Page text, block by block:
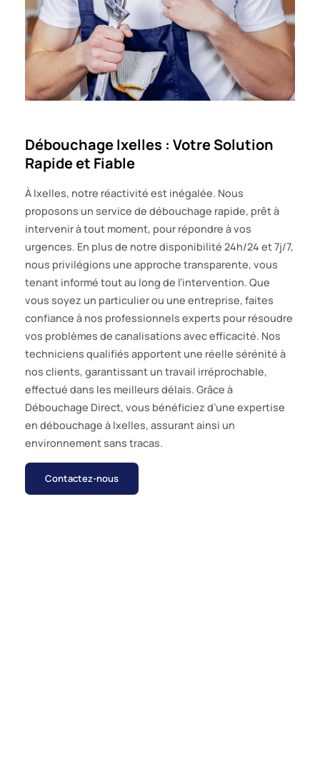
Débouchage Ixelles : Votre Solution
Rapide et Fiable
À Ixelles, notre réactivité est inégalée. Nous
proposons un service de débouchage rapide, prêt à
intervenir à tout moment, pour répondre à vos
urgences. En plus de notre disponibilité 24h/24 et 7j/7,
nous privilégions une approche transparente, vous
tenant informé tout au long de l’intervention. Que
vous soyez un particulier ou une entreprise, faites
confiance à nos professionnels experts pour résoudre
vos problèmes de canalisations avec efficacité. Nos
techniciens qualifiés apportent une réelle sérénité à
nos clients, garantissant un travail irréprochable,
effectué dans les meilleurs délais. Grâce à
Débouchage Direct, vous bénéficiez d’une expertise
en débouchage à Ixelles, assurant ainsi un
environnement sans tracas.
Contactez-nous